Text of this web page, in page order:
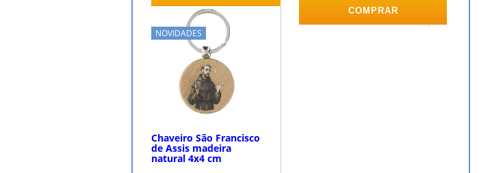
COMPRAR COMPRAR
NOVIDADES
Chaveiro São Francisco
de Assis madeira
natural 4x4 cm